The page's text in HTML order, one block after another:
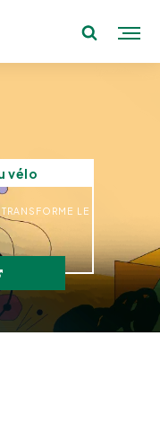
vélo
LE